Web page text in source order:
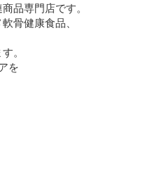
品専門店です。
骨健康食品、
。
を